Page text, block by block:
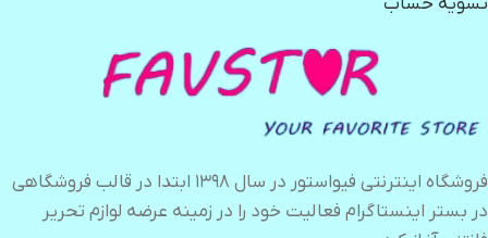
فروشگاه اینترنتی فیواستور در سال ۱۳۹۸ ابتدا در قالب فروشگاهی
در بستر اینستاگرام فعالیت خود را در زمینه عرضه لوازم تحریر